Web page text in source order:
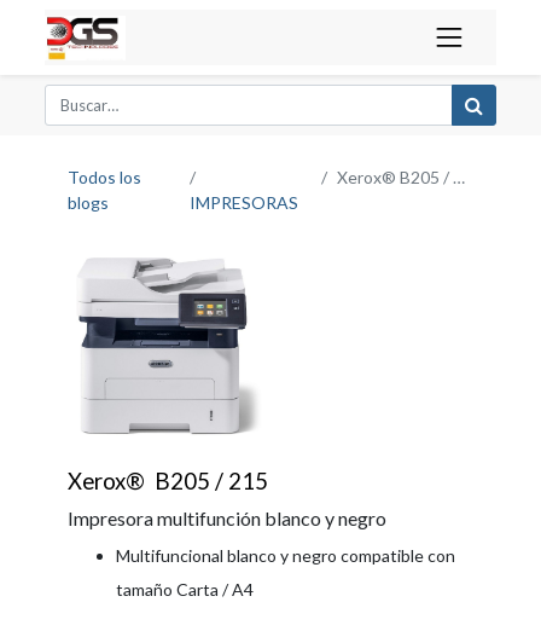
Todos los
blogs
IMPRESORAS
Xerox® B205 / 215
Xerox® B205 / 215
Impresora multifunción blanco y negro
Multifuncional blanco y negro compatible con
tamaño Carta / A4